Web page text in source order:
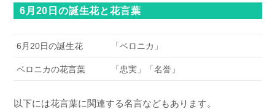
6月20日の誕生花と花言葉
6月20日の誕生花 「ベロニカ」
ベロニカの花言葉 「忠実」「名誉」
以下には花言葉に関連する名言などもあります。